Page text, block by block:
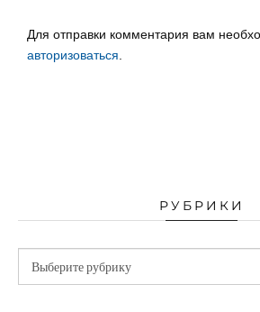
Для отправки комментария вам
авторизоваться.
РУБРИКИ